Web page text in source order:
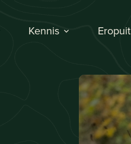
Kennis Eropuit